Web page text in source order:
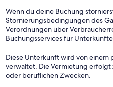
Wenn du deine Buchung
Stornierungsbedingungen des
Verordnungen über
Buchungsservices für
Diese Unterkunft wird von einem
verwaltet. Die Vermietung
oder beruflichen Zwecken.